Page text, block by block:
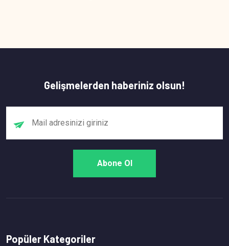
Gelişmelerden haberiniz olsun!
Popüler Kategoriler